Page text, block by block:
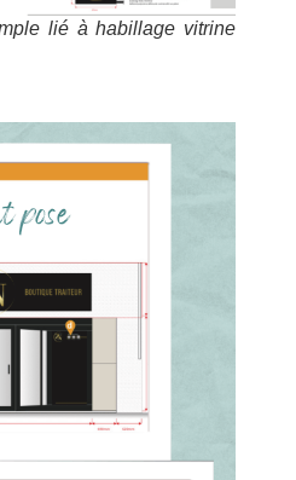
lié à habillage vitrine